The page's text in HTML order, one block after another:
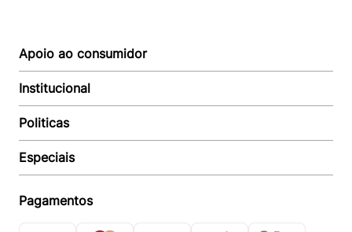
Apoio ao consumidor
Autoatendimento
Suporte e reparo
Acompanhar Entrega
Baixe o APP
Institucional
Quem somos
Revendedor
Seja um Revendedor
Trabalhe conosco
Politicas
Política de Entrega
Política de Pagamento
Política de Privacidade
Especiais
Multicoin
Pagamentos